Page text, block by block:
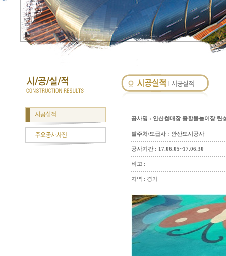
공사명 : 안산썰매장 종합물놀이장 탄
발주처/도급사 : 안산도시공사
공사기간 : 17.06.05~17.06.30
비고 :
지역 : 경기